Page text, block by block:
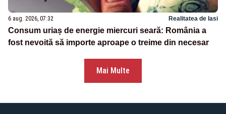
6 aug. 2026, 07:32 Realitatea de Iasi
Consum uriaș de energie miercuri seară: România a
fost nevoită să importe aproape o treime din necesar
Mai Multe